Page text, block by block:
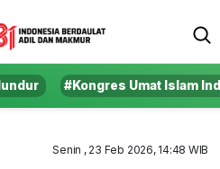
#Kongres Umat Islam
Senin , 23 Feb 2026, 14:48 WIB